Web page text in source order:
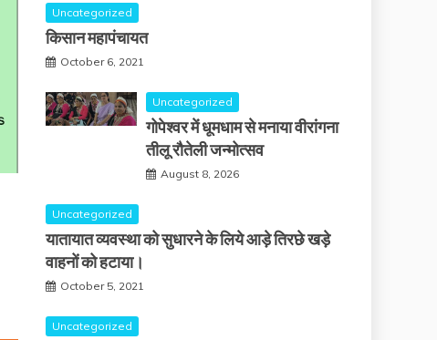
Uncategorized
किसान महापंचायत
October 6, 2021
Uncategorized
गोपेश्वर में धूमधाम से मनाया वीरांगना
तीलू रौतेली जन्मोत्सव
August 8, 2026
Uncategorized
यातायात व्यवस्था को सुधारने के लिये आड़े तिरछे खड़े
वाहनों को हटाया।
October 5, 2021
Uncategorized